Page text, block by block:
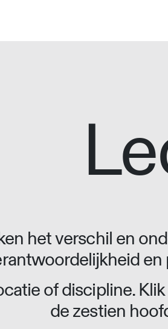
het verschil en
en
of discipline. Klik
de zestien